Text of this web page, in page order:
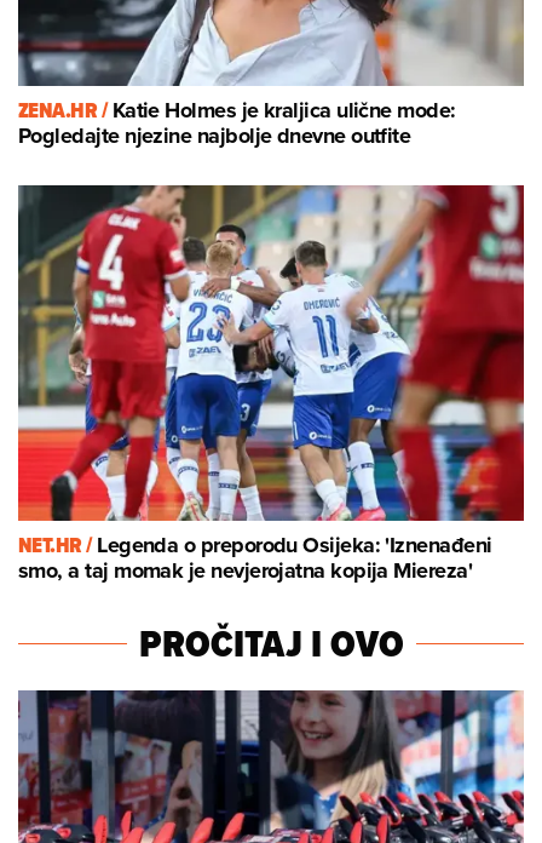
ZENA.HR /Katie Holmes je kraljica ulične mode:
Pogledajte njezine najbolje dnevne outfite
NET.HR /Legenda o preporodu Osijeka: 'Iznenađeni
smo, a taj momak je nevjerojatna kopija Miereza'
PROČITAJ I OVO